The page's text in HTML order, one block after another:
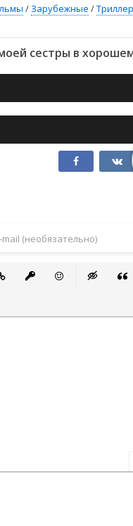
/ Зарубежные /
сестры в хорошем